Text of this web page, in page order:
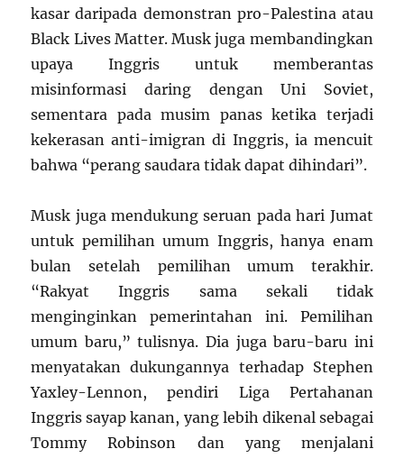
kasar daripada demonstran pro-Palestina atau
Black Lives Matter. Musk juga membandingkan
upaya Inggris untuk memberantas
misinformasi daring dengan Uni Soviet,
sementara pada musim panas ketika terjadi
kekerasan anti-imigran di Inggris, ia mencuit
bahwa “perang saudara tidak dapat dihindari”.
Musk juga mendukung seruan pada hari Jumat
untuk pemilihan umum Inggris, hanya enam
bulan setelah pemilihan umum terakhir.
“Rakyat Inggris sama sekali tidak
menginginkan pemerintahan ini. Pemilihan
umum baru,” tulisnya. Dia juga baru-baru ini
menyatakan dukungannya terhadap Stephen
Yaxley-Lennon, pendiri Liga Pertahanan
Inggris sayap kanan, yang lebih dikenal sebagai
Tommy Robinson dan yang menjalani